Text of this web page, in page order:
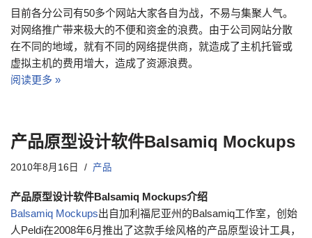
目前各分公司有50多个网站大家各自为战，不易与集聚人气。
对网络推广带来极大的不便和资金的浪费。由于公司网站分散
在不同的地域，就有不同的网络提供商，就造成了主机托管或
虚拟主机的费用增大，造成了资源浪费。
阅读更多 »
产品原型设计软件Balsamiq Mockups
2010年8月16日 产品
产品原型设计软件Balsamiq Mockups介绍
Balsamiq Mockups出自加利福尼亚州的Balsamiq工作室，创始
人Peldi在2008年6月推出了这款手绘风格的产品原型设计工具，